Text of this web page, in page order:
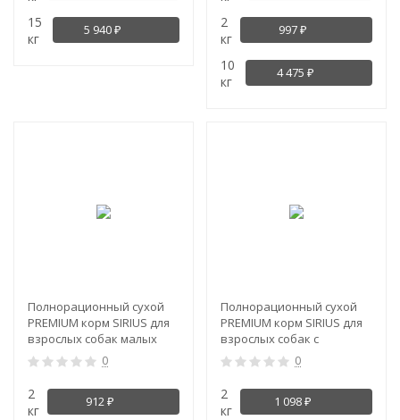
15
кг
5 940 ₽
2
кг
997 ₽
10
кг
4 475 ₽
Полнорационный сухой
PREMIUM корм SIRIUS для
взрослых собак малых
пород, говядина и рис
0
2
кг
912 ₽
Полнорационный сухой
PREMIUM корм SIRIUS для
взрослых собак с
повышенной
активностью, Три мяса с
овощами
0
2
кг
1 098 ₽